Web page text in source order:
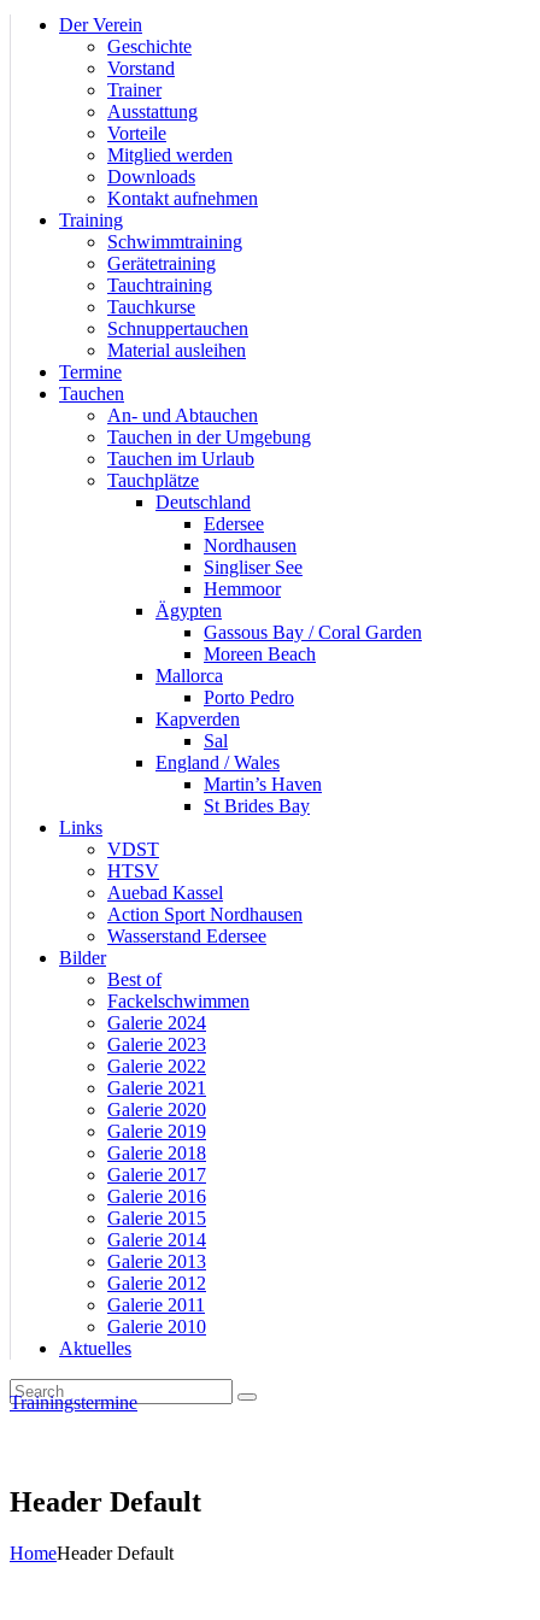
Der Verein
Geschichte
Vorstand
Trainer
Ausstattung
Vorteile
Mitglied werden
Downloads
Kontakt aufnehmen
Training
Schwimmtraining
Gerätetraining
Tauchtraining
Tauchkurse
Schnuppertauchen
Material ausleihen
Termine
Tauchen
An- und Abtauchen
Tauchen in der Umgebung
Tauchen im Urlaub
Tauchplätze
Deutschland
Edersee
Nordhausen
Singliser See
Hemmoor
Ägypten
Gassous Bay / Coral Garden
Moreen Beach
Mallorca
Porto Pedro
Kapverden
Sal
England / Wales
Martin’s Haven
St Brides Bay
Links
VDST
HTSV
Auebad Kassel
Action Sport Nordhausen
Wasserstand Edersee
Bilder
Best of
Fackelschwimmen
Galerie 2024
Galerie 2023
Galerie 2022
Galerie 2021
Galerie 2020
Galerie 2019
Galerie 2018
Galerie 2017
Galerie 2016
Galerie 2015
Galerie 2014
Galerie 2013
Galerie 2012
Galerie 2011
Galerie 2010
Aktuelles
Trainingstermine
Header Default
HomeHeader Default